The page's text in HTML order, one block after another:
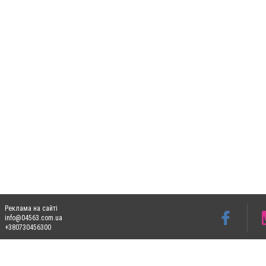
Реклама на сайті
info@04563.com.ua
+380730456300